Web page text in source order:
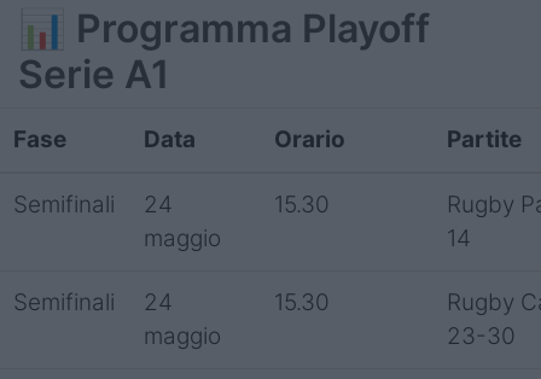
📊 Programma Playoff
Serie A1
Fase Data Orario Partite
Semifinali
24
maggio
15.30
Rugby
14
Semifinali
24
maggio
15.30
Rugby
23-30